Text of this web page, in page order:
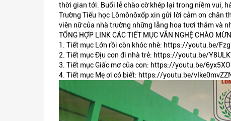
thời gian tới. Buổi lễ chào cờ khép lại trong niềm vui,
Trường Tiểu học Lômônôxốp xin gửi lời cảm ơn chân
viên nữ của nhà trường những lẵng hoa tươi thắm và
TỔNG HỢP LINK CÁC TIẾT MỤC VĂN NGHỆ CHÀO
1. Tiết mục Lớn rồi còn khóc nhè: https://youtu.be/
2. Tiết mục Địu con đi nhà trẻ: https://youtu.be/
3. Tiết mục Giấc mơ của con: https://youtu.be/
4. Tiết mục Mẹ ơi có biết: https://youtu.be/